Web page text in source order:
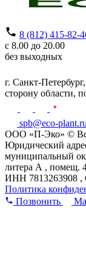
8 (812) 415-82-
с 8.00 до 20.00
без выходных
г. Санкт-Петербург,
сторону области,
spb@eco-plant.ru
ООО «П-Эко» ©
Юридический
муниципальный
литера А , помещ.
ИНН 7813263908 ,
Политика
Позвонить